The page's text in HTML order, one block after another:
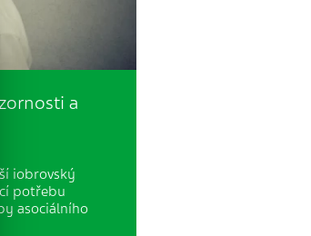
a
iobrovský
potřebu
asociálního